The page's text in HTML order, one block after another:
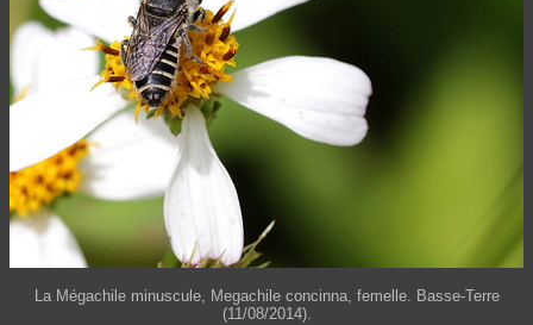
La Mégachile minuscule, Megachile concinna, femelle. Basse-Terre
(11/08/2014).